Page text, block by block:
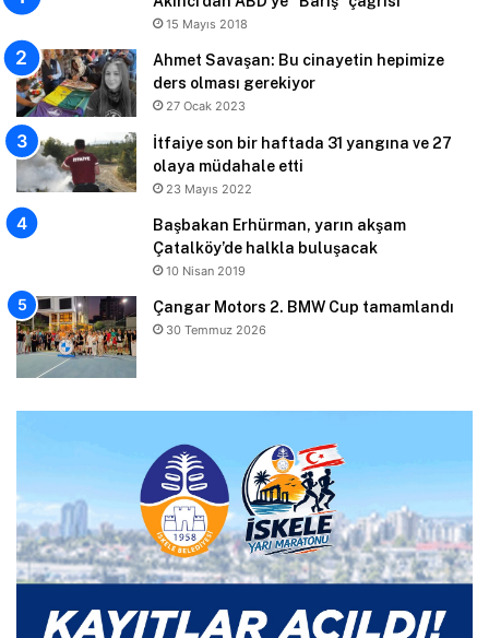
15 Mayıs 2018
Ahmet Savaşan: Bu cinayetin hepimize
ders olması gerekiyor
27 Ocak 2023
İtfaiye son bir haftada 31 yangına ve 27
olaya müdahale etti
23 Mayıs 2022
Başbakan Erhürman, yarın akşam
Çatalköy’de halkla buluşacak
10 Nisan 2019
Çangar Motors 2. BMW Cup tamamlandı
30 Temmuz 2026